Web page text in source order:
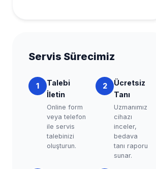
Servis Sürecimiz
1
Talebi
İletin
Online form
veya telefon
ile servis
talebinizi
oluşturun.
2
Ücretsiz
Tanı
Uzmanımız
cihazı
inceler,
bedava
tanı raporu
sunar.